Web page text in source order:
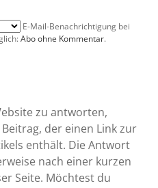
E-Mail-Benachrichtigung bei
Abo ohne Kommentar.
zu antworten,
der einen Link zur
enthält. Die Antwort
nach einer kurzen
Seite. Möchtest du